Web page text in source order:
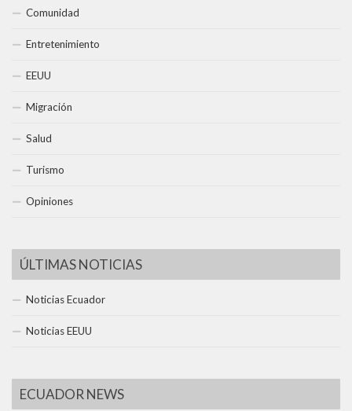
Comunidad
Entretenimiento
EEUU
Migración
Salud
Turismo
Opiniones
ÚLTIMAS NOTICIAS
Noticias Ecuador
Noticias EEUU
ECUADOR NEWS